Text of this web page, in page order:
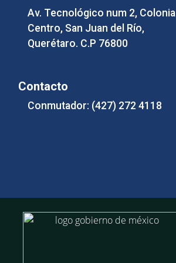
Av. Tecnológico num 2, Colonia
Centro, San Juan del Río,
Querétaro. C.P 76800
Contacto
Conmutador: (427) 272 4118